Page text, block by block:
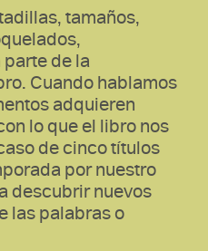
tamaños,
de la
Cuando hablamos
adquieren
lo que el libro nos
de cinco títulos
por nuestro
descubrir nuevos
las palabras o